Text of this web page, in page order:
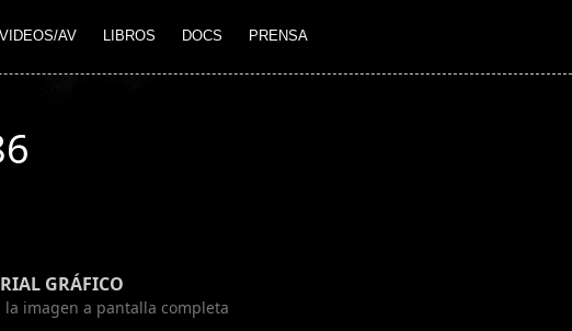
VIDEOS/AV LIBROS DOCS PRENSA
GRÁFICO
la imagen a pantalla completa